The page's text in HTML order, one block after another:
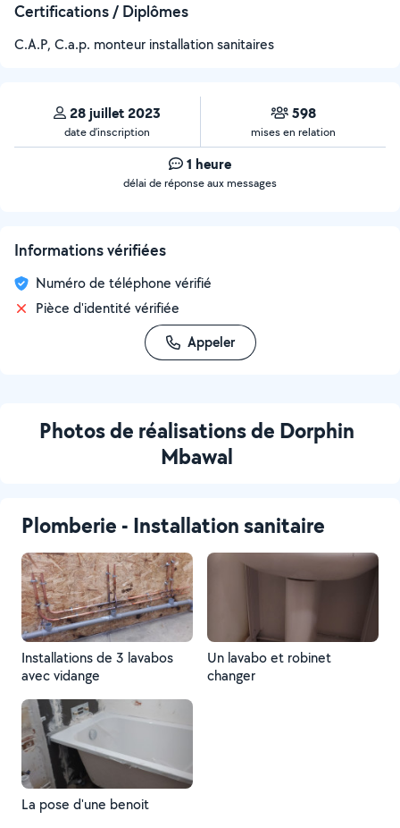
Certifications / Diplômes
C.A.P, C.a.p. monteur installation sanitaires
28 juillet 2023
date d’inscription
598
mises en relation
1 heure
délai de réponse aux messages
Informations vérifiées
Numéro de téléphone vérifié
Pièce d'identité vérifiée
Appeler
Photos de réalisations de Dorphin
Mbawal
Plomberie - Installation sanitaire
Installations de 3 lavabos
avec vidange
Un lavabo et robinet
changer
La pose d'une benoit